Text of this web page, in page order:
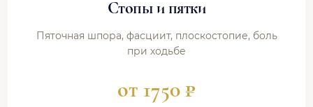
Стопы и пятки
Пяточная шпора, фасциит, плоскостопие, боль
при ходьбе
от 1750 ₽